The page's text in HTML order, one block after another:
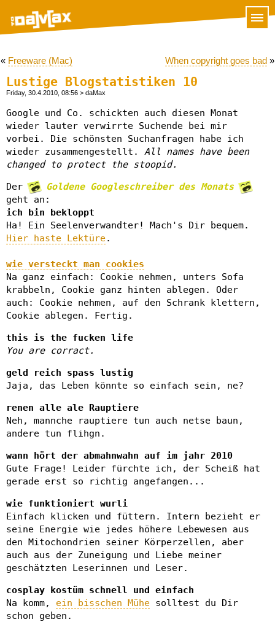
« Freeware (Mac) When copyright goes bad »
Lustige Blogstatistiken 10
Friday, 30.4.2010, 08:56 > daMax
Google und Co. schickten auch diesen Monat
wieder lauter verwirrte Suchende bei mir
vorbei. Die schönsten Suchanfragen habe ich
wieder zusammengestellt. All names have been
changed to protect the stoopid.
Der
Goldene Googleschreiber des Monats
geht an:
ich bin bekloppt
Ha! Ein Seelenverwandter! Mach's Dir bequem.
Hier haste Lektüre.
wie versteckt man cookies
Na ganz einfach: Cookie nehmen, unters Sofa
krabbeln, Cookie ganz hinten ablegen. Oder
auch: Cookie nehmen, auf den Schrank klettern,
Cookie ablegen. Fertig.
this is the fucken life
You are corract.
geld reich spass lustig
Jaja, das Leben könnte so einfach sein, ne?
renen alle ale Rauptiere
Neh, mannche rauptiere tun auch netse baun,
andere tun flihgn.
wann hört der abmahnwahn auf im jahr 2010
Gute Frage! Leider fürchte ich, der Scheiß hat
gerade erst so richtig angefangen...
wie funktioniert wurli
Einfach klicken und füttern. Intern bezieht er
seine Energie wie jedes höhere Lebewesen aus
den Mitochondrien seiner Körperzellen, aber
auch aus der Zuneigung und Liebe meiner
geschätzten Leserinnen und Leser.
cosplay kostüm schnell und einfach
Na komm, ein bisschen Mühe solltest du Dir
schon geben.